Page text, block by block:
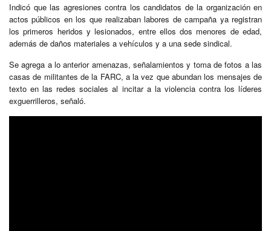
Indicó que las agresiones contra los candidatos de la organización en
actos públicos en los que realizaban labores de campaña ya registran
los primeros heridos y lesionados, entre ellos dos menores de edad,
además de daños materiales a vehículos y a una sede sindical.
Se agrega a lo anterior amenazas, señalamientos y toma de fotos a las
casas de militantes de la FARC, a la vez que abundan los mensajes de
texto en las redes sociales al incitar a la violencia contra los líderes
exguerrilleros, señaló.